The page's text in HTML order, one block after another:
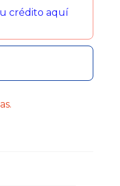
crédito aquí